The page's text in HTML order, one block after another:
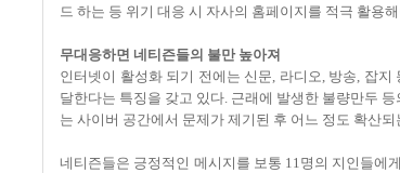
드 하는 등 위기 대응 시 자사의 홈페이지를 적극 활용
무대응하면 네티즌들의 불만 높아져
인터넷이 활성화 되기 전에는 신문, 라디오, 방송, 잡
달한다는 특징을 갖고 있다. 근래에 발생한 불량만두
는 사이버 공간에서 문제가 제기된 후 어느 정도 확산
네티즌들은 긍정적인 메시지를 보통 11명의 지인들에